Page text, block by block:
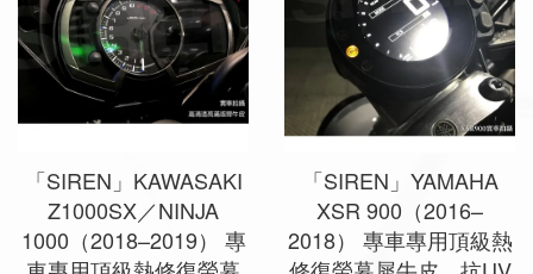
「SIREN」KAWASAKI
Z1000SX／NINJA
1000（2018–2019） 專
「SIREN」YAMAHA
XSR 900（2016–
2018） 專車專用頂級熱